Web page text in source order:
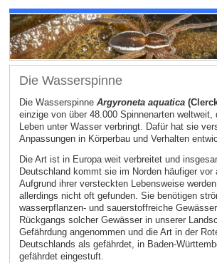
Die Wasserspinne
Die Wasserspinne Argyroneta aquatica
einzige von über 48.000 Spinnenarten weltweit,
Leben unter Wasser verbringt. Dafür hat sie
Anpassungen in Körperbau und Verhalten
Die Art ist in Europa weit verbreitet und
Deutschland kommt sie im Norden häufiger vor
Aufgrund ihrer versteckten Lebensweise
allerdings nicht oft gefunden. Sie benötigen
wasserpflanzen- und sauerstoffreiche
Rückgangs solcher Gewässer in unserer
Gefährdung angenommen und die Art in der
Deutschlands als gefährdet, in Baden-
gefährdet eingestuft.